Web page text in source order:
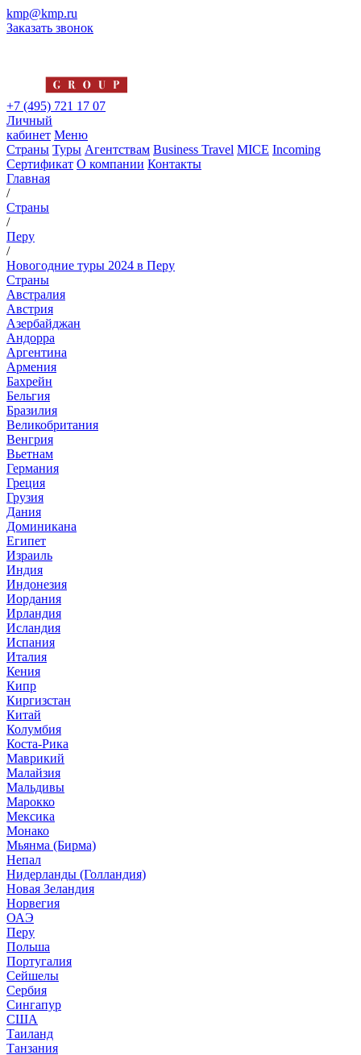
kmp@kmp.ru
Заказать звонок
+7 (495) 721 17 07
Личный
кабинет Меню
Страны Туры Агентствам Business Travel MICE Incoming
Сертификат О компании Контакты
Главная
/
Страны
/
Перу
/
Новогодние туры 2024 в Перу
Страны
Австралия
Австрия
Азербайджан
Андорра
Аргентина
Армения
Бахрейн
Бельгия
Бразилия
Великобритания
Венгрия
Вьетнам
Германия
Греция
Грузия
Дания
Доминикана
Египет
Израиль
Индия
Индонезия
Иордания
Ирландия
Исландия
Испания
Италия
Кения
Кипр
Киргизстан
Китай
Колумбия
Коста-Рика
Маврикий
Малайзия
Мальдивы
Марокко
Мексика
Монако
Мьянма (Бирма)
Непал
Нидерланды (Голландия)
Новая Зеландия
Норвегия
ОАЭ
Перу
Польша
Португалия
Сейшелы
Сербия
Сингапур
США
Таиланд
Танзания